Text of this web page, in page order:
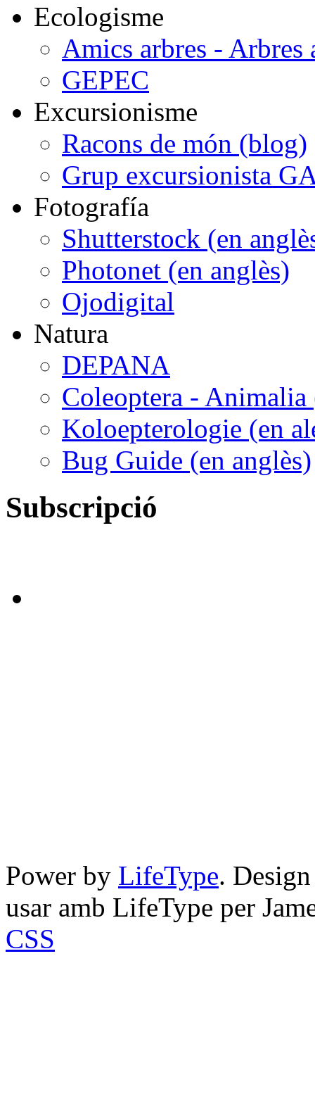
Ecologisme
Amics arbres - Arbres
GEPEC
Excursionisme
Racons de món (blog)
Grup excursionista
Fotografía
Shutterstock (en
Photonet (en anglès)
Ojodigital
Natura
DEPANA
Coleoptera - Animalia
Koloepterologie (en
Bug Guide (en anglès)
Subscripció
Power by LifeType.
usar amb LifeType per
CSS